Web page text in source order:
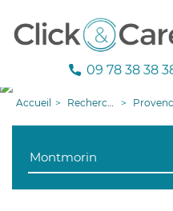
09 78 38 38
Accueil Recherche aide à domicile Provence-Alpes-Côte d'Azur